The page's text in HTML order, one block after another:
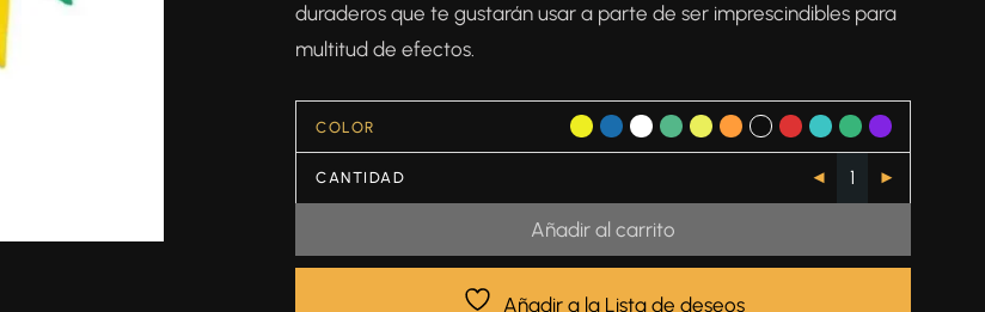
duraderos que te gustarán usar a parte de ser imprescindibles para
multitud de efectos.
COLOR
CANTIDAD
Añadir al carrito
Añadir a la Lista de deseos